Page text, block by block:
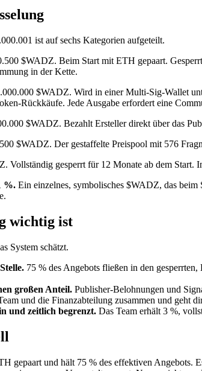
ist auf sechs Kategorien aufgeteilt.
$WADZ. Beim Start mit ETH gepaart.
in der Kette.
$WADZ. Wird in einer Multi-Sig-Wallet
Rückkäufe. Jede Ausgabe erfordert eine
$WADZ. Bezahlt Ersteller direkt über das
$WADZ. Der gestaffelte Preispool mit 576
Vollständig gesperrt für 12 Monate ab dem Start.
%. Ein einzelnes, symbolisches $WADZ, das beim
wichtig ist
System schätzt.
75 % des Angebots fließen in den
großen Anteil. Publisher-Belohnungen und
und die Finanzabteilung zusammen und geht
und zeitlich begrenzt. Das Team erhält 3 %,
gepaart und hält 75 % des effektiven Angebots.